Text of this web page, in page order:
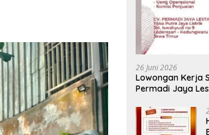
26 Juni 2026
Lowongan Kerja
Permadi Jaya